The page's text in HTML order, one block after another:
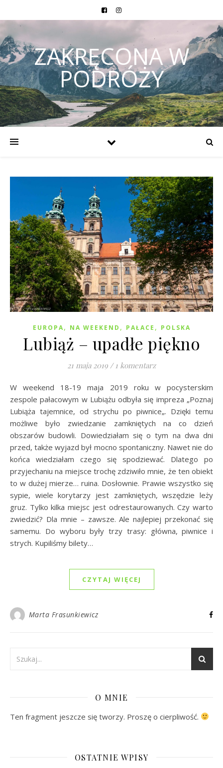
ZAKRĘCONA W
PODRÓŻY
EUROPA, NA WEEKEND , PAŁACE , POLSKA
Lubiąż – upadłe piękno
21 maja 2019 / 1 komentarz
W weekend 18-19 maja 2019 roku w pocysterskim
zespole pałacowym w Lubiążu odbyła się impreza „Poznaj
Lubiąża tajemnice, od strychu po piwnice„. Dzięki temu
możliwe było zwiedzanie zamkniętych na co dzień
obszarów budowli. Dowiedziałam się o tym na dwa dni
przed, także wyjazd był mocno spontaniczny. Nawet nie do
końca wiedziałam czego się spodziewać. Dlatego po
przyjechaniu na miejsce trochę zdziwiło mnie, że ten obiekt
to w dużej mierze… ruina. Dosłownie. Prawie wszystko się
sypie, wiele korytarzy jest zamkniętych, wszędzie leży
gruz. Tylko kilka miejsc jest odrestaurowanych. Czy warto
zwiedzić? Dla mnie – zawsze. Ale najlepiej przekonać się
samemu. Do wyboru były trzy trasy: główna, piwnice i
strych. Kupiliśmy bilety…
CZYTAJ WIĘCEJ
Marta Frasunkiewicz
O MNIE
Ten fragment jeszcze się tworzy. Proszę o cierpliwość.
OSTATNIE WPISY